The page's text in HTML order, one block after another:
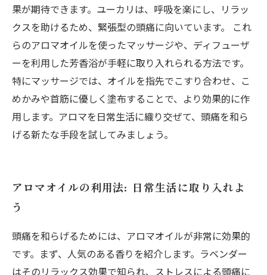
果が期待できます。ユーカリは、呼吸を楽にし、リラッ
クスを助けるため、緊張型の頭痛に向いています。 これ
らのアロマオイルを使ったマッサージや、ディフューザ
ーを利用した芳香浴が手軽に取り入れられる方法です。
特にマッサージでは、オイルを指先でこすり合わせ、こ
めかみや首筋に優しく塗布することで、より効果的に作
用します。アロマを日常生活に織り交ぜて、頭痛を和ら
げる新たな手段を試してみましょう。
アロマオイルの利用法: 日常生活に取り入れよ
う
頭痛を和らげるためには、アロマオイルが非常に効果的
です。まず、人気のある香りを紹介します。ラベンダー
はそのリラックス効果で知られ、ストレスによる頭痛に